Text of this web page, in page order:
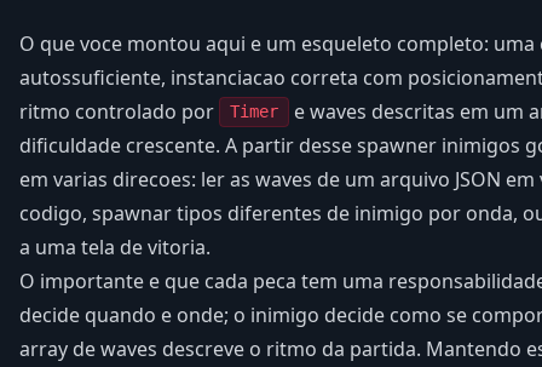
O que voce montou aqui e um esqueleto completo:
autossuficiente, instanciacao correta com
ritmo controlado por
Timer
e waves descritas em um
dificuldade crescente. A partir desse spawner inimigos
em varias direcoes: ler as waves de um arquivo JSON
codigo, spawnar tipos diferentes de inimigo por onda,
a uma tela de vitoria.
O importante e que cada peca tem uma
decide quando e onde; o inimigo decide como se
array de waves descreve o ritmo da partida. Mantendo